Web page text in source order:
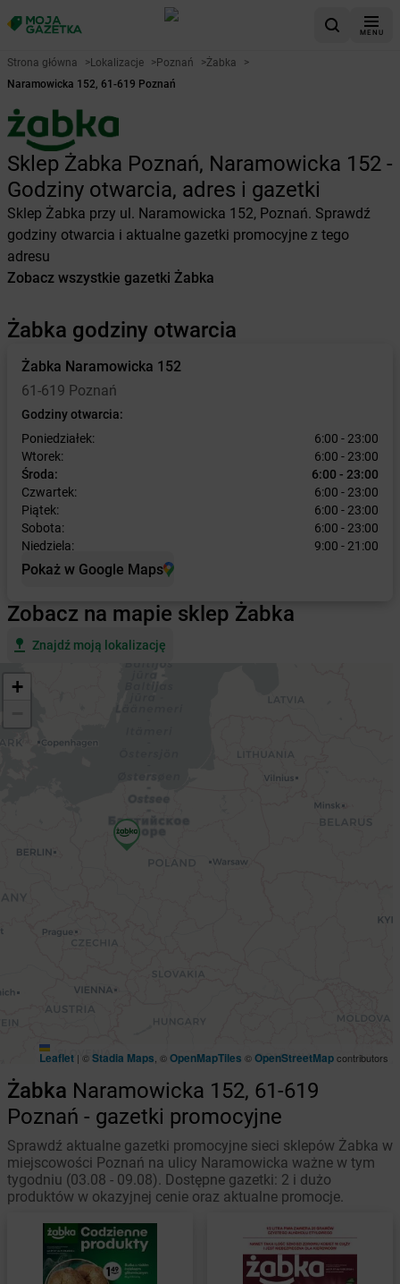
MENU
Strona główna >Lokalizacje >Poznań >Żabka
>
Naramowicka 152, 61-619 Poznań
Sklep Żabka Poznań, Naramowicka 152 -
Godziny otwarcia, adres i gazetki
Sklep Żabka przy ul. Naramowicka 152, Poznań. Sprawdź
godziny otwarcia i aktualne gazetki promocyjne z tego
adresu
Zobacz wszystkie gazetki Żabka
Żabka godziny otwarcia
Żabka Naramowicka 152
61-619 Poznań
Godziny otwarcia:
Poniedziałek:
6:00 - 23:00
Wtorek:
6:00 - 23:00
Środa:
6:00 - 23:00
Czwartek:
6:00 - 23:00
Piątek:
6:00 - 23:00
Sobota:
6:00 - 23:00
Niedziela:
9:00 - 21:00
Pokaż w Google Maps
Zobacz na mapie sklep Żabka
Znajdź moją lokalizację
+
Leaflet | ©Stadia Maps , ©OpenMapTiles ©OpenStreetMapcontributors
Żabka Naramowicka 152, 61-619
Poznań - gazetki promocyjne
Sprawdź aktualne gazetki promocyjne sieci sklepów Żabka w
miejscowości Poznań na ulicy Naramowicka ważne w tym
tygodniu (03.08 - 09.08). Dostępne gazetki: 2 i dużo
produktów w okazyjnej cenie oraz aktualne promocje.